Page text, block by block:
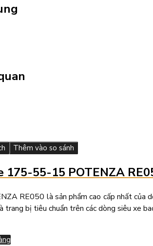
Thêm vào so sánh
175-55-15 POTENZA
RE050 là sản phẩm cao cấp nhất của
trang bị tiêu chuẩn trên các dòng siêu xe